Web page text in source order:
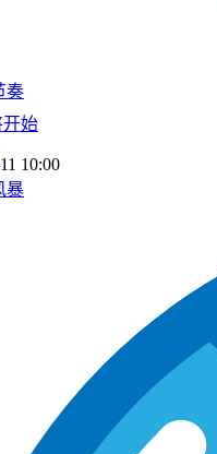
奏
开始
10:00
暴